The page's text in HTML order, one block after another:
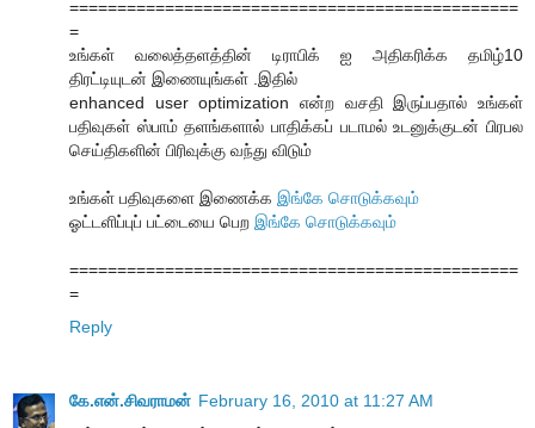
===============================================
=
உங்கள் வலைத்தளத்தின் டிராபிக் ஐ அதிகரிக்க தமிழ்10
திரட்டியுடன் இணையுங்கள் .இதில்
enhanced user optimization என்ற வசதி இருப்பதால் உங்கள்
பதிவுகள் ஸ்பாம் தளங்களால் பாதிக்கப் படாமல் உடனுக்குடன் பிரபல
செய்திகளின் பிரிவுக்கு வந்து விடும்
உங்கள் பதிவுகளை இணைக்க இங்கே சொடுக்கவும்
ஓட்டளிப்புப் பட்டையை பெற இங்கே சொடுக்கவும்
===============================================
=
Reply
கே.என்.சிவராமன் February 16, 2010 at 11:27 AM